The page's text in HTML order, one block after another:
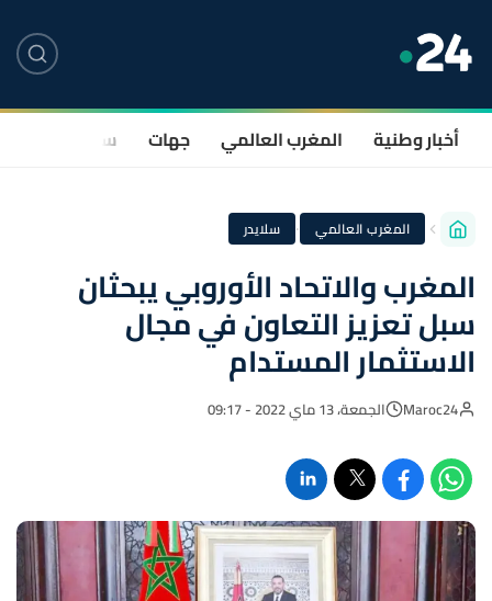
أخبار وطنية المغرب العالمي جهات سياسة
المغرب العالمي · سلايدر
المغرب والاتحاد الأوروبي يبحثان
سبل تعزيز التعاون في مجال
الاستثمار المستدام
Maroc24 الجمعة، 13 ماي 2022 - 09:17